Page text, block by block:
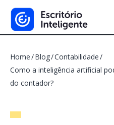
Home Blog Contabilidade
Como a inteligência artificial
do contador?